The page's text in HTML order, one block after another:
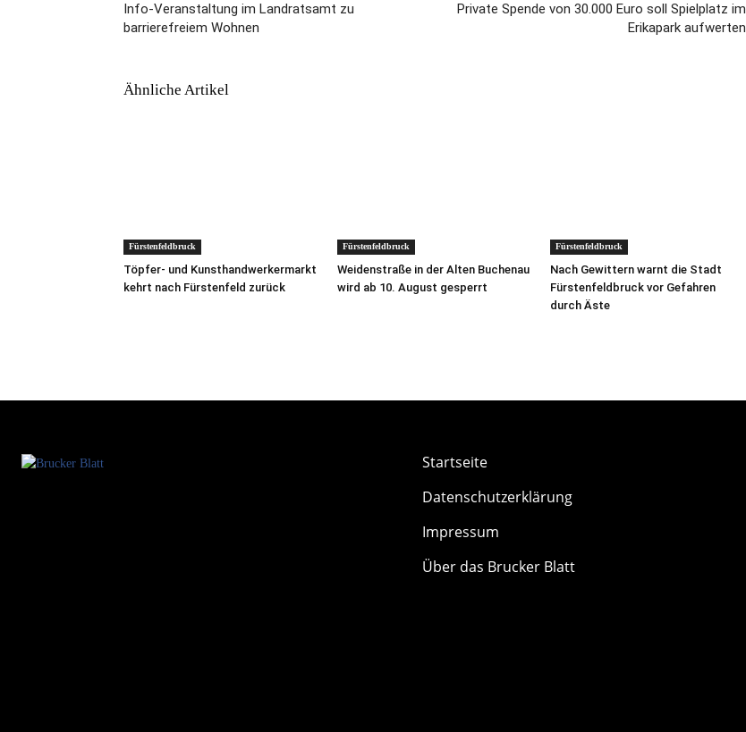
Info-Veranstaltung im Landratsamt zu
barrierefreiem Wohnen
Private Spende von 30.000 Euro soll Spielplatz im
Erikapark aufwerten
Ähnliche Artikel
Fürstenfeldbruck
Töpfer- und Kunsthandwerkermarkt
kehrt nach Fürstenfeld zurück
Fürstenfeldbruck
Weidenstraße in der Alten Buchenau
wird ab 10. August gesperrt
Fürstenfeldbruck
Nach Gewittern warnt die Stadt
Fürstenfeldbruck vor Gefahren
durch Äste
Startseite
Datenschutzerklärung
Impressum
Über das Brucker Blatt